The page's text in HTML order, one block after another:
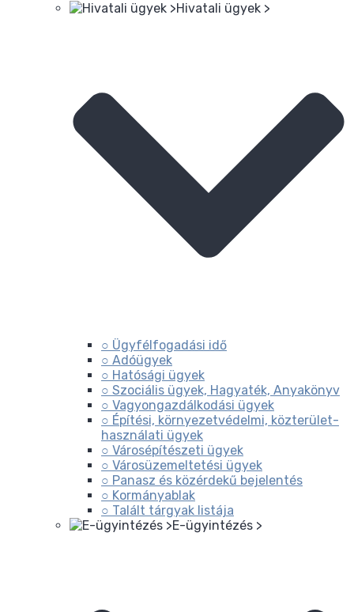
Hivatali ügyek >
○ Ügyfélfogadási idő
○ Adóügyek
○ Hatósági ügyek
○ Szociális ügyek, Hagyaték, Anyakönyv
○ Vagyongazdálkodási ügyek
○ Építési, környezetvédelmi, közterület-
használati ügyek
○ Városépítészeti ügyek
○ Városüzemeltetési ügyek
○ Panasz és közérdekű bejelentés
○ Kormányablak
○ Talált tárgyak listája
E-ügyintézés >